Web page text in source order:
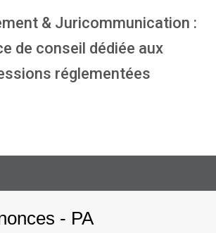
& Juricommunication :
de conseil dédiée aux
réglementées
- PA